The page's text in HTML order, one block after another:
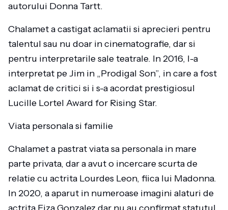
autorului Donna Tartt.
Chalamet a castigat aclamatii si aprecieri pentru
talentul sau nu doar in cinematografie, dar si
pentru interpretarile sale teatrale. In 2016, l-a
interpretat pe Jim in „Prodigal Son”, in care a fost
aclamat de critici si i s-a acordat prestigiosul
Lucille Lortel Award for Rising Star.
Viata personala si familie
Chalamet a pastrat viata sa personala in mare
parte privata, dar a avut o incercare scurta de
relatie cu actrita Lourdes Leon, fiica lui Madonna.
In 2020, a aparut in numeroase imagini alaturi de